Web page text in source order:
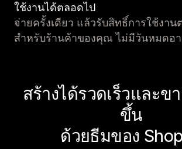
ใช้งานได้ตลอดไป
จ่ายครั้งเดียว แล้วรับสิทธิ์การใช้งา
สำหรับร้านค้าของคุณ ไม่มีวันหมดอ
สร้างได้รวดเร็วและข
ขึ้น
ด้วยธีมของ